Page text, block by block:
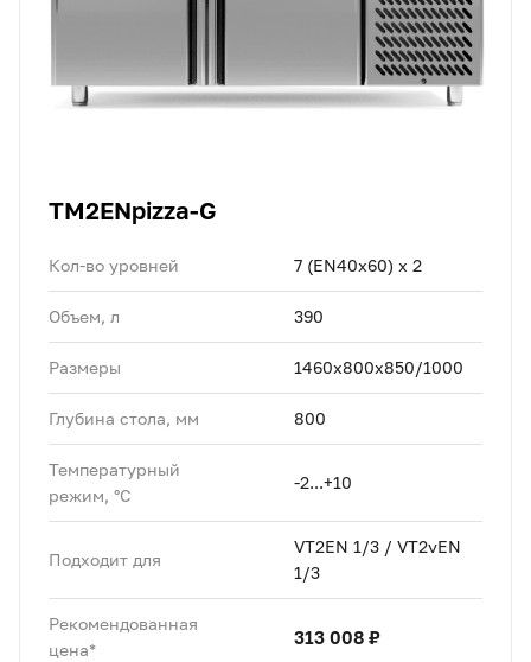
TM2ENpizza-G
Кол-во уровней 7 (EN40x60) x 2
Объем, л 390
Размеры 1460х800x850/1000
Глубина стола, мм 800
Температурный
режим, °C
-2...+10
Подходит для
VT2EN 1/3 / VT2vEN
1/3
Рекомендованная
цена*
313 008 ₽